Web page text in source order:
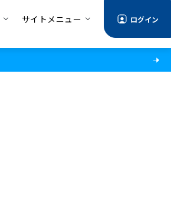
サイトメニュー ログイン